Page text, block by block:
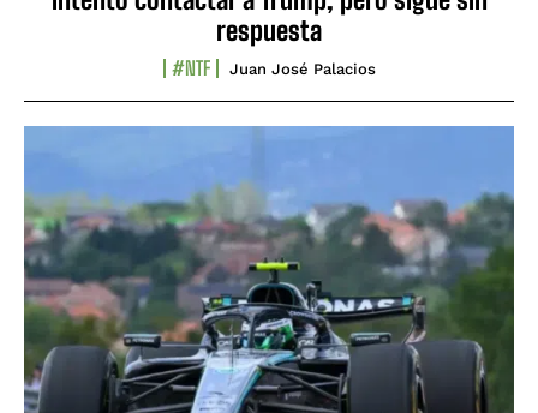
respuesta
#NTF Juan José Palacios